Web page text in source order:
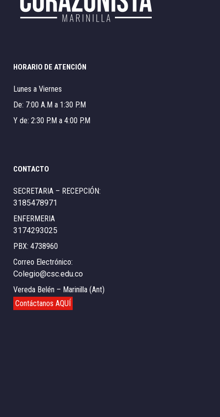
HORARIO DE ATENCIÓN
Lunes a Viernes
De: 7:00 A.M a 1:30 P.M
Y de: 2:30 P.M a 4:00 P.M
CONTACTO
SECRETARIA – RECEPCIÓN:
3185478971
ENFERMERIA
3174293025
PBX: 4738960
Correo Electrónico:
Colegio@csc.edu.co
Vereda Belén – Marinilla (Ant)
Contáctanos AQUÍ